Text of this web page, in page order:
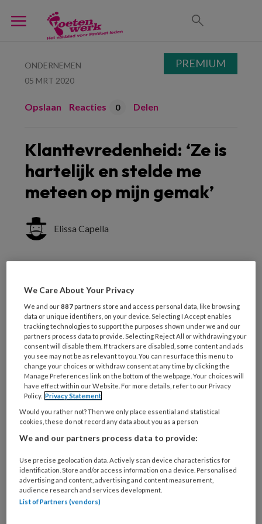
ONDERNEMEN
05 MRT 2020
Opslaan Reacties 0 Delen
Klanttevredenheid: ‘Ze is
hartelijk en stelde me
meteen op mijn gemak’
Elissa Capella
Maayke Mannaert ging voor het eerst
naar een pedicure toen ze 14 jaar was.
Daarna volgde een lange lijst van
pedicures die ze bezocht. Door die
bezoeken is ze extra blij met de
pedicure die ze nu heeft: “Ze is goed in
haar werk en oprecht geïnteresseerd
in haar klanten.”
PREMIUM
Bekijk de mogelijkheden
PREMIUM
We Care About Your Privacy
We and our887 partners store and access personal data, like browsing
data or unique identifiers, on your device. Selecting I Accept enables
tracking technologies to support the purposes shown under we and our
partners process data to provide. Selecting Reject All or withdrawing your
consent will disable them. If trackers are disabled, some content and ads
you see may not be as relevant to you. You can resurface this menu to
change your choices or withdraw consent at any time by clicking the
Manage Preferences link on the bottom of the webpage. Your choices will
have effect within our Website. For more details, refer to our Privacy
Policy. Privacy Statement
Would you rather not? Then we only place essential and statistical
cookies, these do not record any data about you as a person
We and our partners process data to provide:
Use precise geolocation data. Actively scan device characteristics for
identification. Store and/or access information on a device. Personalised
advertising and content, advertising and content measurement,
audience research and services development.
List of Partners (vendors)